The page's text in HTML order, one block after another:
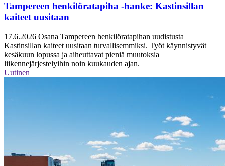
Tampereen henkilöratapiha -hanke: Kastinsillan
kaiteet uusitaan
17.6.2026 Osana Tampereen henkilöratapihan uudistusta
Kastinsillan kaiteet uusitaan turvallisemmiksi. Työt käynnistyvät
kesäkuun lopussa ja aiheuttavat pieniä muutoksia
liikennejärjestelyihin noin kuukauden ajan.
Uutinen